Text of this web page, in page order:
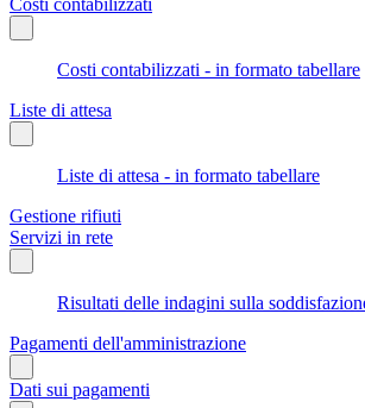
Costi contabilizzati - in formato tabellare
Liste di attesa
Liste di attesa - in formato tabellare
Gestione rifiuti
Servizi in rete
Risultati delle indagini sulla
Pagamenti dell'amministrazione
Dati sui pagamenti